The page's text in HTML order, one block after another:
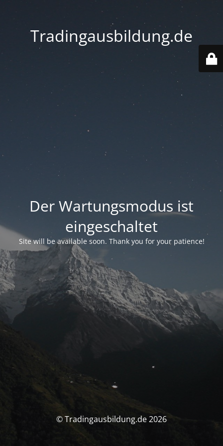
Tradingausbildung.de
Der Wartungsmodus ist
eingeschaltet
Site will be available soon. Thank you for your patience!
© Tradingausbildung.de 2026